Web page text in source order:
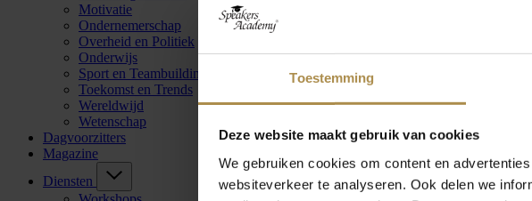
Toestemming
Deze website maakt gebruik van cookies
We gebruiken cookies om content en
websiteverkeer te analyseren. Ook delen we
Motivatie
Ondernemerschap
Overheid en Politiek
Onderwijs
Sport en Teambuilding
Toekomst en Trends
Wereldwijd
Wetenschap
Dagvoorzitters
Magazine
Diensten